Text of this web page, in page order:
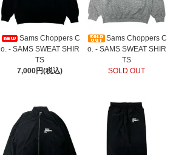
Sams Choppers C
o. - SAMS SWEAT SHIR
TS
7,000円(税込)
Sams Choppers C
o. - SAMS SWEAT SHIR
TS
SOLD OUT